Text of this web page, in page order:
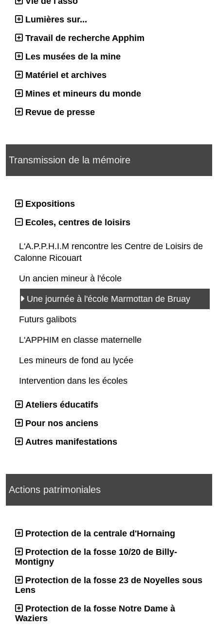
Lumières sur...
Travail de recherche Apphim
Les musées de la mine
Matériel et archives
Mines et mineurs du monde
Revue de presse
Transmission de la mémoire
Expositions
Ecoles, centres de loisirs
L'A.P.P.H.I.M rencontre les Centre de Loisirs de
Calonne Ricouart
Un ancien mineur à l'école
Une journée à l'école Marmottan de Bruay
Futurs galibots
L'APPHIM en classe maternelle
Les mineurs de fond au lycée
Intervention dans les écoles
Ateliers éducatifs
Pour nos anciens
Autres manifestations
Actions patrimoniales
Protection de la centrale d'Hornaing
Protection de la fosse 10/20 de Billy-
Montigny
Protection de la fosse 23 de Noyelles sous
Lens
Protection de la fosse Notre Dame à
Waziers